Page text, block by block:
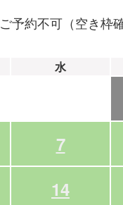
ご予約不可（空き枠
水
7
14